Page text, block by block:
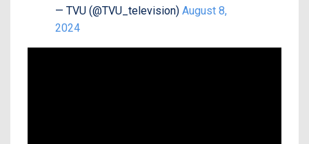
— TVU (@TVU_television) August 8,
2024